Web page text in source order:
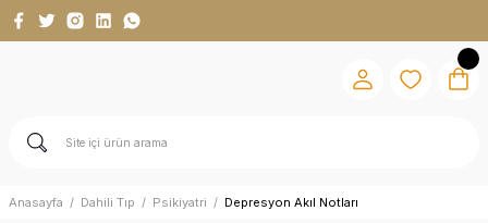
Anasayfa Dahili Tıp Psikiyatri Depresyon Akıl Notları